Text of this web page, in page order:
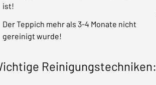
ist!
Der Teppich mehr als 3-4 Monate nicht
gereinigt wurde!
Reinigungstechniken: